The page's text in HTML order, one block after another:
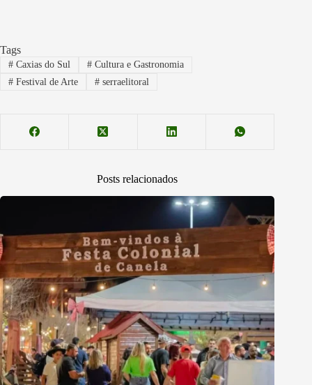
Tags
#Caxias do Sul #Cultura e Gastronomia
#Festival de Arte #serraelitoral
Posts relacionados